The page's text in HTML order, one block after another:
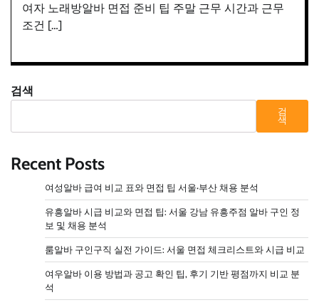
여자 노래방알바 면접 준비 팁 주말 근무 시간과 근무
조건 […]
검색
검
색
Recent Posts
여성알바 급여 비교 표와 면접 팁 서울·부산 채용 분석
유흥알바 시급 비교와 면접 팁: 서울 강남 유흥주점 알바 구인 정
보 및 채용 분석
룸알바 구인구직 실전 가이드: 서울 면접 체크리스트와 시급 비교
여우알바 이용 방법과 공고 확인 팁, 후기 기반 평점까지 비교 분
석